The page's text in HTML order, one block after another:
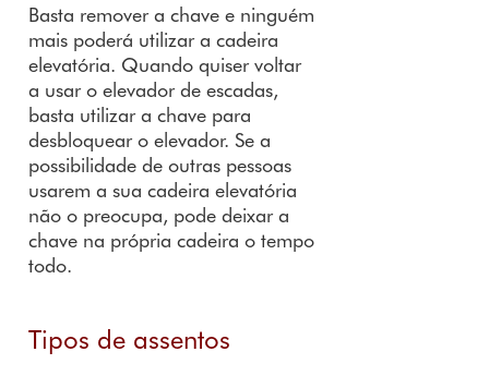
Basta remover a chave e ninguém
mais poderá utilizar a cadeira
elevatória. Quando quiser voltar
a usar o elevador de escadas,
basta utilizar a chave para
desbloquear o elevador. Se a
possibilidade de outras pessoas
usarem a sua cadeira elevatória
não o preocupa, pode deixar a
chave na própria cadeira o tempo
todo.
Tipos de assentos